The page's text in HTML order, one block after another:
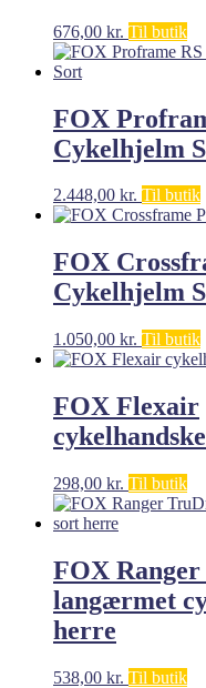
676,00 kr. Til butik
FOX
Cykelhjelm
2.448,00 kr. Til butik
FOX
Cykelhjelm
1.050,00 kr. Til butik
FOX Flexair
298,00 kr. Til butik
FOX
langærmet
herre
538,00 kr. Til butik